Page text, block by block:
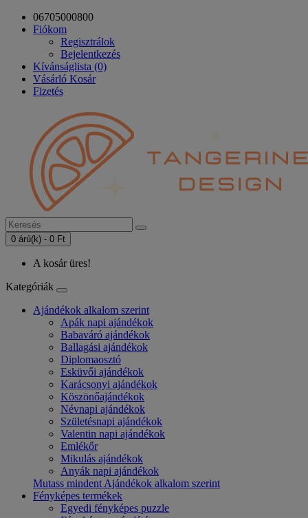
06705000800
Fiókom
Regisztrálok
Bejelentkezés
Kívánságlista (0)
Vásárló Kosár
Fizetés
0 árú(k) - 0 Ft
A kosár üres!
Kategóriák
Ajándékok alkalom szerint
Apák napi ajándékok
Babaváró ajándékok
Ballagási ajándékok
Diplomaosztó
Esküvői ajándékok
Karácsonyi ajándékok
Köszönőajándékok
Névnapi ajándékok
Születésnapi ajándékok
Valentin napi ajándékok
Emlékőr
Mikulás ajándékok
Anyák napi ajándékok
Mutass mindent Ajándékok alkalom szerint
Fényképes termékek
Egyedi fényképes puzzle